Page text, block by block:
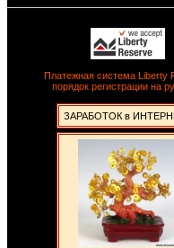
Платежная система Liberty
порядок регистрации на
ЗАРАБОТОК в